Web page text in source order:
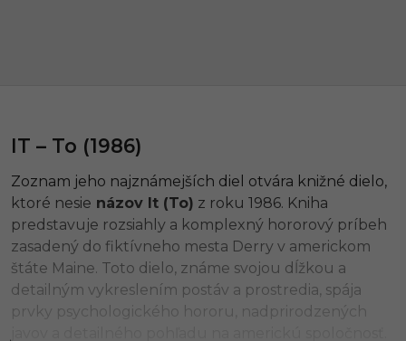
IT – To (1986)
Zoznam jeho najznámejších diel otvára knižné dielo,
ktoré nesie názov It (To) z roku 1986. Kniha
predstavuje rozsiahly a komplexný hororový príbeh
zasadený do fiktívneho mesta Derry v americkom
štáte Maine. Toto dielo, známe svojou dĺžkou a
detailným vykreslením postáv a prostredia, spája
prvky psychologického hororu, nadprirodzených